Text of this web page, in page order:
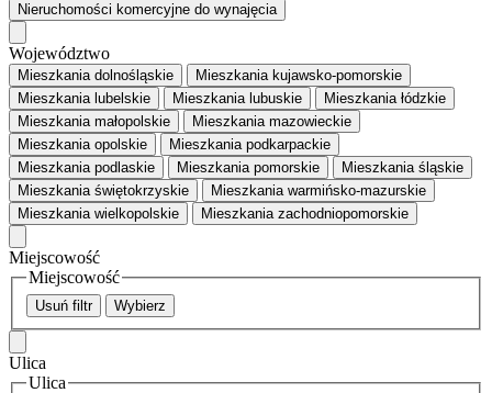
Nieruchomości komercyjne do wynajęcia
Województwo
Mieszkania dolnośląskie
Mieszkania kujawsko-pomorskie
Mieszkania lubelskie
Mieszkania lubuskie
Mieszkania łódzkie
Mieszkania małopolskie
Mieszkania mazowieckie
Mieszkania opolskie
Mieszkania podkarpackie
Mieszkania podlaskie
Mieszkania pomorskie
Mieszkania śląskie
Mieszkania świętokrzyskie
Mieszkania warmińsko-mazurskie
Mieszkania wielkopolskie
Mieszkania zachodniopomorskie
Miejscowość
Miejscowość
Usuń filtr Wybierz
Ulica
Ulica